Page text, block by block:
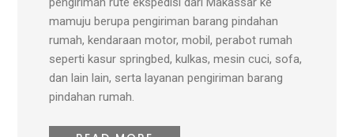
mamuju berupa pengiriman barang pindahan
rumah, kendaraan motor, mobil, perabot rumah
seperti kasur springbed, kulkas, mesin cuci, sofa,
dan lain lain, serta layanan pengiriman barang
pindahan rumah.